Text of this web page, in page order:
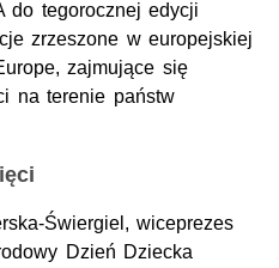
do tegorocznej edycji
zrzeszone w europejskiej
, zajmujące się
na terenie państw
Świergiel, wiceprezes
Dzień Dziecka